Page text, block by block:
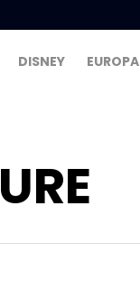
DISNEY EUROPA